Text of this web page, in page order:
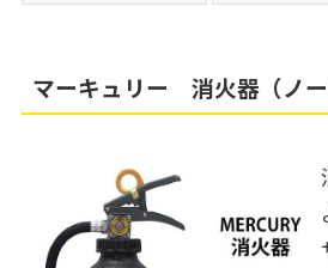
マーキュリー 消火器（ノー